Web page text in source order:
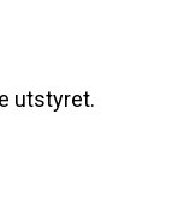
utstyret.